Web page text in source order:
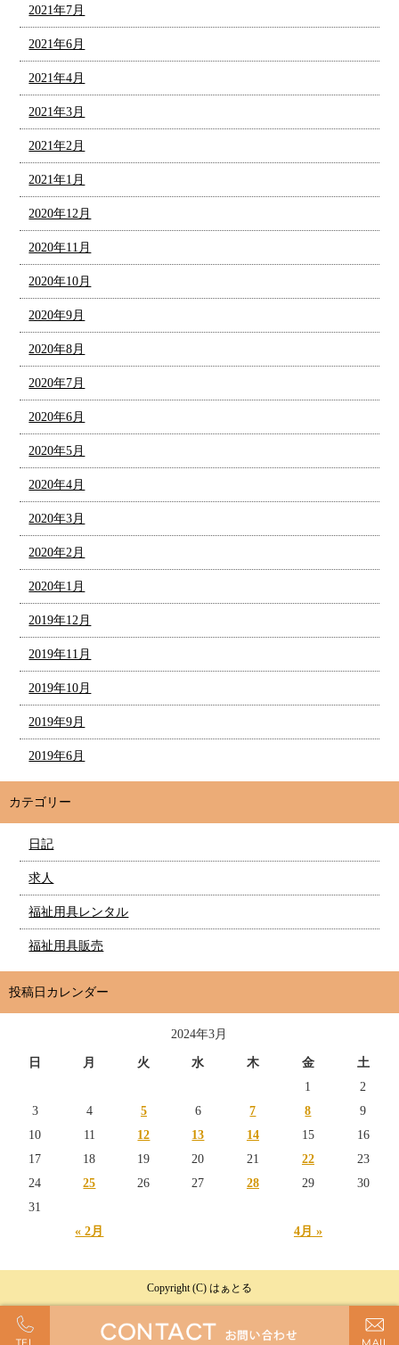
2021年7月
2021年6月
2021年4月
2021年3月
2021年2月
2021年1月
2020年12月
2020年11月
2020年10月
2020年9月
2020年8月
2020年7月
2020年6月
2020年5月
2020年4月
2020年3月
2020年2月
2020年1月
2019年12月
2019年11月
2019年10月
2019年9月
2019年6月
カテゴリー
日記
求人
福祉用具レンタル
福祉用具販売
投稿日カレンダー
2024年3月
日 月 火 水 木 金 土
« 2月 4月 »
1
2
3
4 5 6 7 8
9
10
11 12 13 14 15
16
17
18 19 20 21 22
23
24
25 26 27 28 29
30
31
Copyright (C) はぁとる